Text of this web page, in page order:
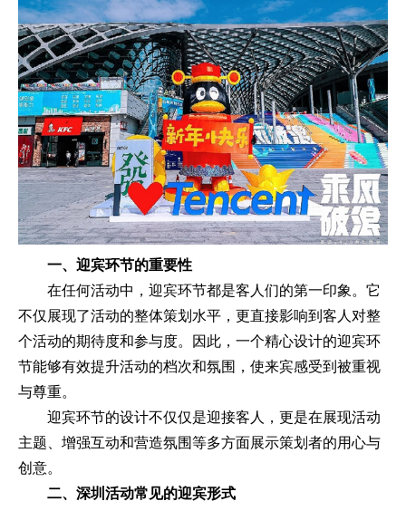
一、迎宾环节的重要性
在任何活动中，迎宾环节都是客人们的第一印象。它
不仅展现了活动的整体策划水平，更直接影响到客人对整
个活动的期待度和参与度。因此，一个精心设计的迎宾环
节能够有效提升活动的档次和氛围，使来宾感受到被重视
与尊重。
迎宾环节的设计不仅仅是迎接客人，更是在展现活动
主题、增强互动和营造氛围等多方面展示策划者的用心与
创意。
二、深圳活动常见的迎宾形式